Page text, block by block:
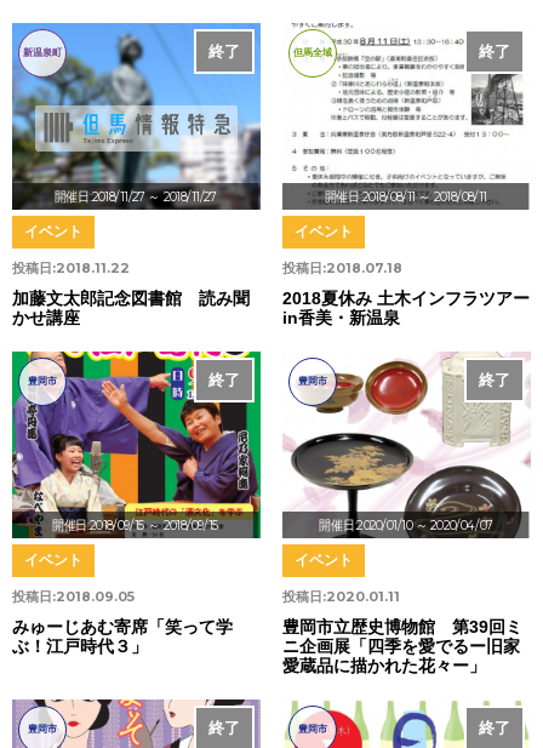
開催日:2018/11/27 ～ 2018/11/27
終了
新温泉町
投稿日:2018.11.22
イベント
加藤文太郎記念図書館 読み聞
かせ講座
開催日:2018/08/11～ 2018/08/11
終了
但馬全域
投稿日:2018.07.18
イベント
2018夏休み 土木インフラツアー
in香美・新温泉
開催日:2018/09/15～ 2018/09/15
終了
豊岡市
投稿日:2018.09.05
イベント
みゅーじあむ寄席「笑って学
ぶ！江戸時代３」
開催日:2020/01/10～ 2020/04/07
終了
豊岡市
投稿日:2020.01.11
イベント
豊岡市立歴史博物館 第39回ミ
ニ企画展「四季を愛でるー旧家
愛蔵品に描かれた花々ー」
終了
豊岡市 終了
豊岡市